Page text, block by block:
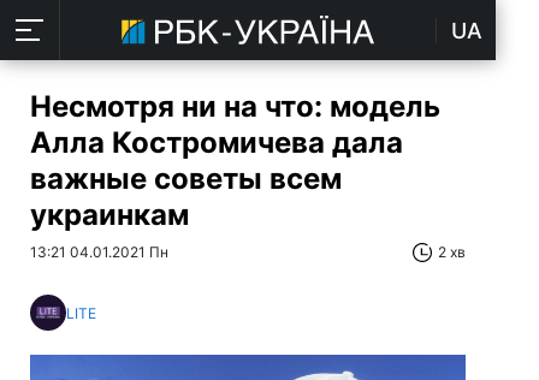
UA
Несмотря ни на что: модель
Алла Костромичева дала
важные советы всем
украинкам
13:21 04.01.2021 Пн 2 хв
LITE